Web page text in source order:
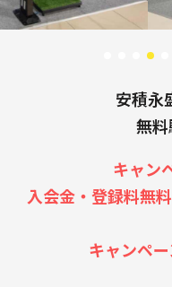
安積永
無料
キャン
入会金・登録料無
キャンペ